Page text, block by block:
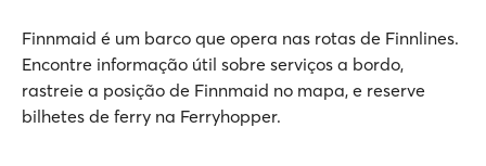
Finnmaid é um barco que opera nas rotas de Finnlines.
Encontre informação útil sobre serviços a bordo,
rastreie a posição de Finnmaid no mapa, e reserve
bilhetes de ferry na Ferryhopper.